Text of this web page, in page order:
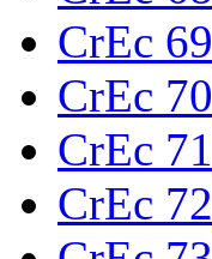
CrEc 69
CrEc 70
CrEc 71
CrEc 72